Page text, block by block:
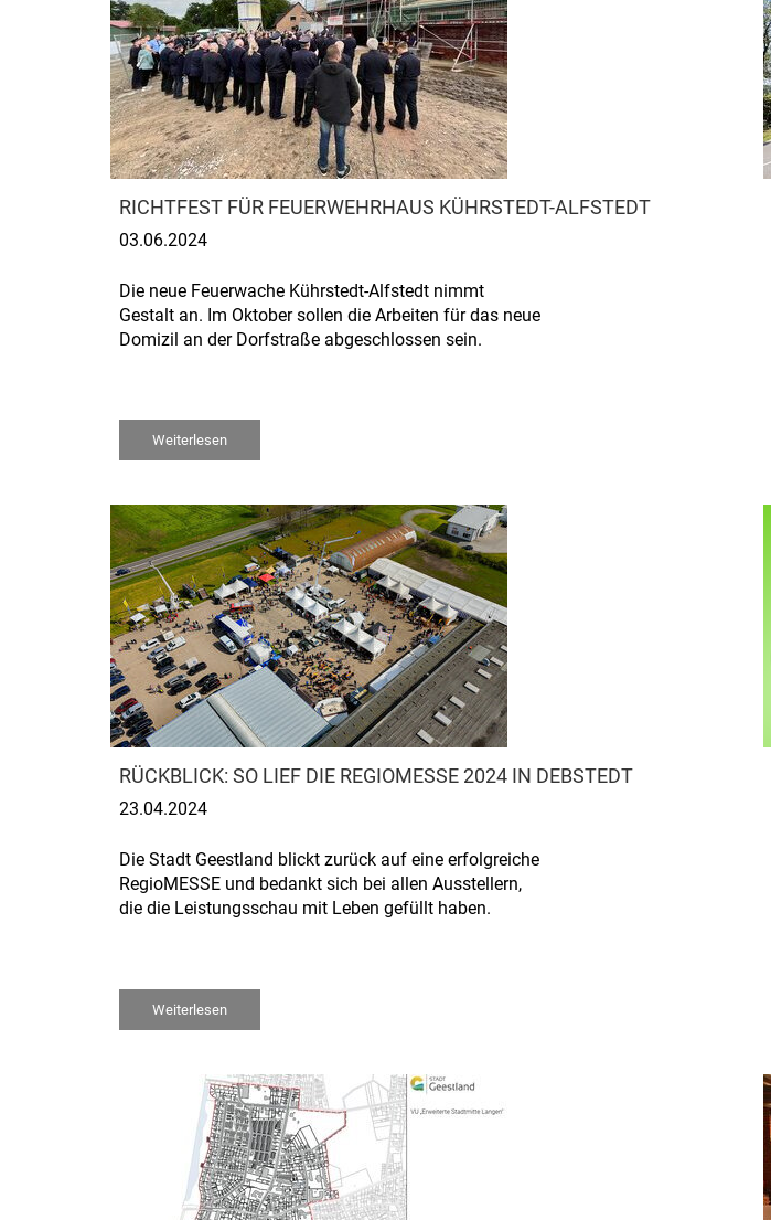
RICHTFEST FÜR FEUERWEHRHAUS KÜHRSTEDT-ALFSTEDT
03.06.2024
Die neue Feuerwache Kührstedt-Alfstedt nimmt
Gestalt an. Im Oktober sollen die Arbeiten für das neue
Domizil an der Dorfstraße abgeschlossen sein.
Weiterlesen
RÜCKBLICK: SO LIEF DIE REGIOMESSE 2024 IN DEBSTEDT
23.04.2024
Die Stadt Geestland blickt zurück auf eine erfolgreiche
RegioMESSE und bedankt sich bei allen Ausstellern,
die die Leistungsschau mit Leben gefüllt haben.
Weiterlesen